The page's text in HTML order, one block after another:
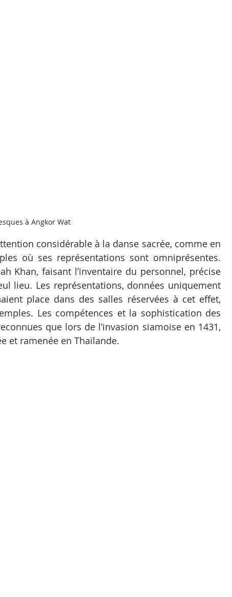
à Angkor Wat
considérable à la danse sacrée, comme en
où ses représentations sont omniprésentes.
Khan, faisant l’inventaire du personnel, précise
lieu. Les représentations, données uniquement
place dans des salles réservées à cet effet,
Les compétences et la sophistication des
que lors de l’invasion siamoise en 1431,
et ramenée en Thaïlande.